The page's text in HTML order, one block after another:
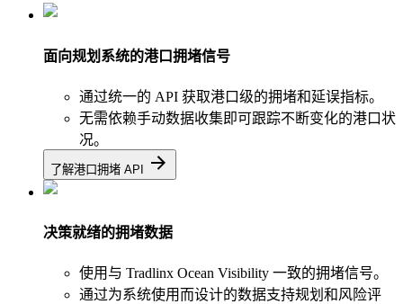
面向规划系统的港口拥堵信号
通过统一的 API 获取港口级的拥堵和延误指标。
无需依赖手动数据收集即可跟踪不断变化的港口状
况。
了解港口拥堵 API
决策就绪的拥堵数据
使用与 Tradlinx Ocean Visibility 一致的拥堵信号。
通过为系统使用而设计的数据支持规划和风险评